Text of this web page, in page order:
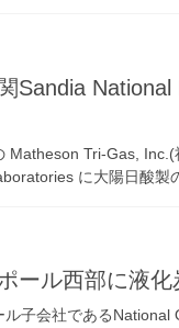
Sandia
Tri-Gas,
に大陽日酸
ール西部に液
子会社であるNational